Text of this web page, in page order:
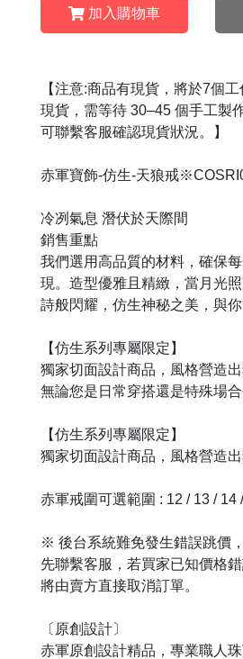
加入購物車
【注意:商品有現貨，將於7個
現貨，需等待 30–45 個手工製
可聯繫客服確認現貨狀況。】
赤軍寶飾-仿生-天狼戒
冷冽氣息 潛伏於天際間
銷售重點
我們選用高品質的材料，確保
現。造型優雅且精緻，當月光
詩般閃耀，仿生神秘之美，與你
【仿生系列專屬限定】
獨家切面設計商品，風格營造出
無論您是日常穿搭還是特殊場
【仿生系列專屬限定】
獨家切面設計商品，風格營造出
赤軍戒圍可選範圍 : 12 / 13 / 14
※ 後台系統難免發生錯誤跳價
先聯繫客服，若買家已知價格
將由賣方直接取消訂單。
〔原創設計〕
赤軍原創設計精品，專業職人